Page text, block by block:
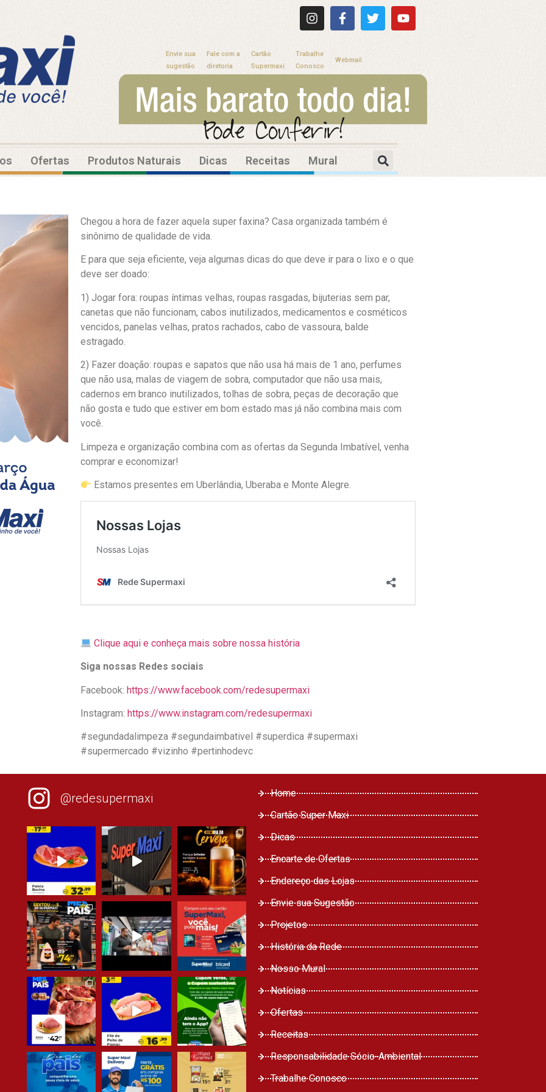
Envie sua
sugestão
Fale com a
diretoria
Cartão
Supermaxi
Trabalhe
Conosco
Webmail
Ofertas Produtos Naturais Dicas Receitas Mural
Chegou a hora de fazer aquela super faxina? Casa organizada também é
sinônimo de qualidade de vida.
E para que seja eficiente, veja algumas dicas do que deve ir para o lixo e o que
deve ser doado:
1) Jogar fora: roupas íntimas velhas, roupas rasgadas, bijuterias sem par,
canetas que não funcionam, cabos inutilizados, medicamentos e cosméticos
vencidos, panelas velhas, pratos rachados, cabo de vassoura, balde
estragado.
2) Fazer doação: roupas e sapatos que não usa há mais de 1 ano, perfumes
que não usa, malas de viagem de sobra, computador que não usa mais,
cadernos em branco inutilizados, tolhas de sobra, peças de decoração que
não gosta e tudo que estiver em bom estado mas já não combina mais com
você.
Limpeza e organização combina com as ofertas da Segunda Imbatível, venha
comprar e economizar!
Estamos presentes em Uberlândia, Uberaba e Monte Alegre.
Clique aqui e conheça mais sobre nossa história
Siga nossas Redes sociais
Facebook: https://www.facebook.com/redesupermaxi
Instagram: https://www.instagram.com/redesupermaxi
#segundadalimpeza #segundaimbativel #superdica #supermaxi
#supermercado #vizinho #pertinhodevc
@redesupermaxi
Home
Cartão Super Maxi
Dicas
Encarte de Ofertas
Endereço das Lojas
Envie sua Sugestão
Projetos
História da Rede
Nosso Mural
Notícias
Ofertas
Receitas
Responsabilidade Sócio-Ambiental
Trabalhe Conosco